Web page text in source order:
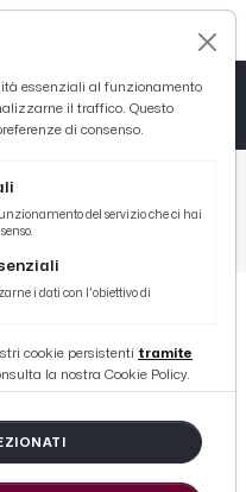
di Stallone post gara
2-0, la voce
essenziali al funzionamento
il traffico. Questo
di consenso.
del servizio che ci hai
i dati con l'obiettivo di
cookie persistenti tramite
la nostra Cookie Policy.